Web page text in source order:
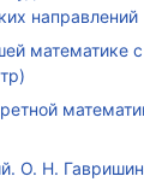
направлений
математике
О. Н.